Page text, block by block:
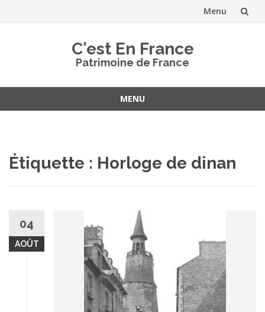
Menu
C'est En France
Patrimoine de France
MENU
Étiquette : Horloge de dinan
04
AOÛT